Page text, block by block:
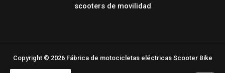
scooters de movilidad
Copyright © 2026 Fábrica de motocicletas eléctricas Scooter Bike